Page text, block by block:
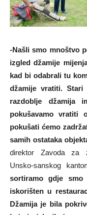
-Našli smo mnoštvo
izgled džamije
kad bi odabrali tu
džamije vratiti. Stari
razdoblje džamija
pokušavamo vratiti
pokušati ćemo
samih ostataka
direktor Zavoda za
Unsko-sanskog
sortiramo gdje
iskorišten u
Džamija je bila